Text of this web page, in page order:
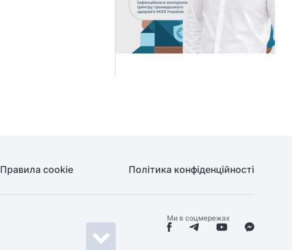
Правила cookie Політика конфіденційності
Ми в соцмережах